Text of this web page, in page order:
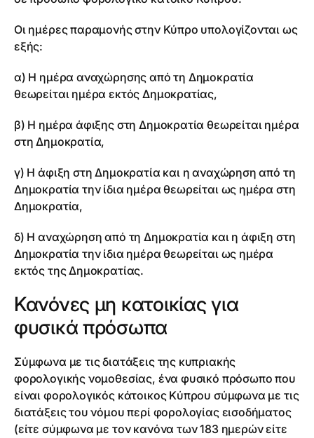
Οι ημέρες παραμονής στην Κύπρο υπολογίζονται ως
εξής:
α) Η ημέρα αναχώρησης από τη Δημοκρατία
θεωρείται ημέρα εκτός Δημοκρατίας,
β) Η ημέρα άφιξης στη Δημοκρατία θεωρείται ημέρα
στη Δημοκρατία,
γ) Η άφιξη στη Δημοκρατία και η αναχώρηση από τη
Δημοκρατία την ίδια ημέρα θεωρείται ως ημέρα στη
Δημοκρατία,
δ) Η αναχώρηση από τη Δημοκρατία και η άφιξη στη
Δημοκρατία την ίδια ημέρα θεωρείται ως ημέρα
εκτός της Δημοκρατίας.
Κανόνες μη κατοικίας για
φυσικά πρόσωπα
Σύμφωνα με τις διατάξεις της κυπριακής
φορολογικής νομοθεσίας, ένα φυσικό πρόσωπο που
είναι φορολογικός κάτοικος Κύπρου σύμφωνα με τις
διατάξεις του νόμου περί φορολογίας εισοδήματος
(είτε σύμφωνα με τον κανόνα των 183 ημερών είτε